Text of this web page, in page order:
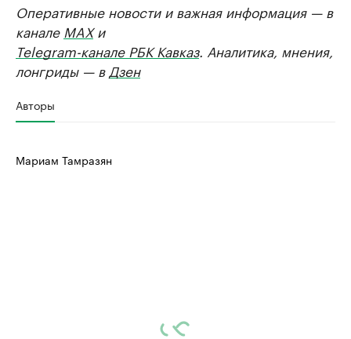
Оперативные новости и важная информация — в
канале MAXи
Telegram-канале РБК Кавказ. Аналитика, мнения,
лонгриды — в Дзен
Авторы
Мариам Тамразян